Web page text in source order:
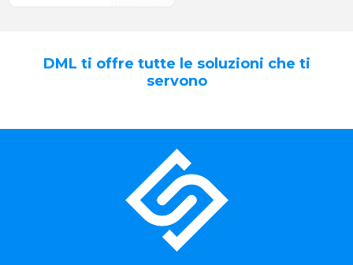
DML ti offre tutte le soluzioni che ti
servono